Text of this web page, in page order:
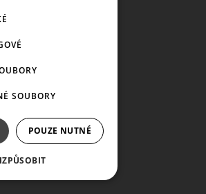
SOUBORY
POUZE NUTNÉ